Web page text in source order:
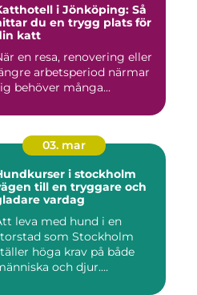
i Jönköping: Så
du en trygg plats för
katt
en resa, renovering eller
arbetsperiod närmar
behöver många...
03. mar
i stockholm
till en tryggare och
vardag
leva med hund i en
som Stockholm
höga krav på både
och djur.